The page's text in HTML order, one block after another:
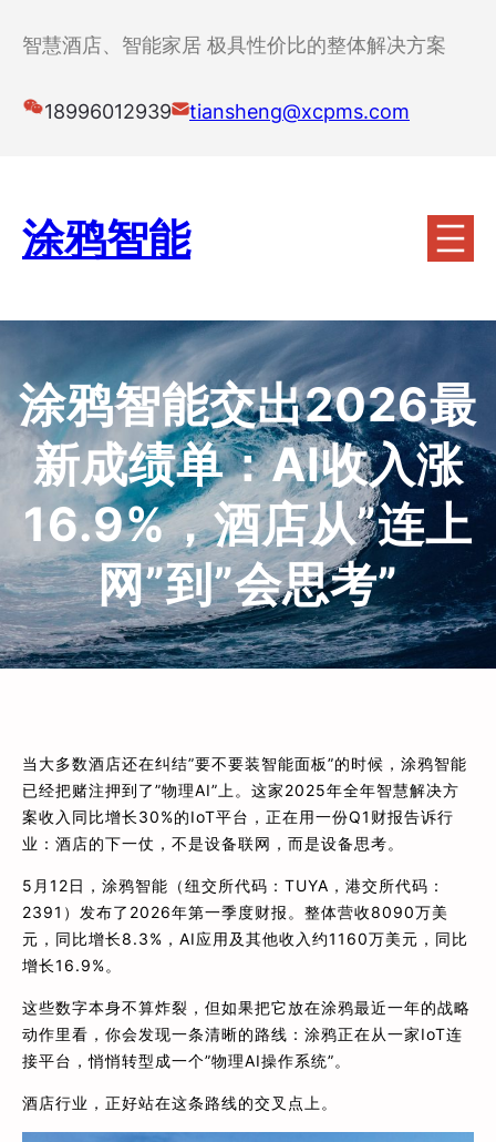
智慧酒店、智能家居 极具性价比的整体解决方案
18996012939 tiansheng@xcpms.com
涂鸦智能
涂鸦智能交出2026最
新成绩单：AI收入涨
16.9%，酒店从”连上
网”到”会思考”
当大多数酒店还在纠结”要不要装智能面板”的时候，涂鸦智能
已经把赌注押到了”物理AI”上。这家2025年全年智慧解决方
案收入同比增长30%的IoT平台，正在用一份Q1财报告诉行
业：酒店的下一仗，不是设备联网，而是设备思考。
5月12日，涂鸦智能（纽交所代码：TUYA，港交所代码：
2391）发布了2026年第一季度财报。整体营收8090万美
元，同比增长8.3%，AI应用及其他收入约1160万美元，同比
增长16.9%。
这些数字本身不算炸裂，但如果把它放在涂鸦最近一年的战略
动作里看，你会发现一条清晰的路线：涂鸦正在从一家IoT连
接平台，悄悄转型成一个”物理AI操作系统”。
酒店行业，正好站在这条路线的交叉点上。